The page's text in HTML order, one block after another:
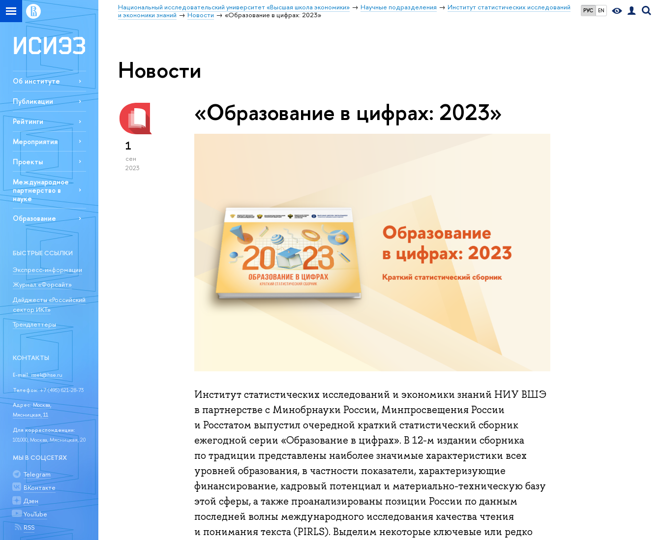
РУС EN
Национальный исследовательский университет «Высшая школа экономики» Научные подразделения
Институт статистических исследований
и экономики знаний
Новости «Образование в цифрах: 2023»
Об институте
Публикации
Рейтинги
Мероприятия
Проекты
Международное
партнерство в
науке
Образование
БЫСТРЫЕ ССЫЛКИ
Экспресс-информации
Журнал «Форсайт»
Дайджесты «Российский
сектор ИКТ»
Трендлеттеры
КОНТАКТЫ
E-mail:issek@hse.ru
Телефон:+7 (495) 621-28-73
Адрес: Москва,
Мясницкая, 11
Для корреспонденции:
101000, Москва, Мясницкая, 20
МЫ В СОЦСЕТЯХ
Telegram
ВКонтакте
Дзен
YouTube
RSS
Новости
1
сен
2023
«Образование в цифрах: 2023»
Институт статистических исследований и экономики знаний НИУ ВШЭ
в партнерстве с Минобрнауки России, Минпросвещения России
и Росстатом выпустил очередной краткий статистический сборник
ежегодной серии «Образование в цифрах». В 12-м издании сборника
по традиции представлены наиболее значимые характеристики всех
уровней образования, в частности показатели, характеризующие
финансирование, кадровый потенциал и материально-техническую базу
этой сферы, а также проанализированы позиции России по данным
последней волны международного исследования качества чтения
и понимания текста (PIRLS). Выделим некоторые ключевые или редко